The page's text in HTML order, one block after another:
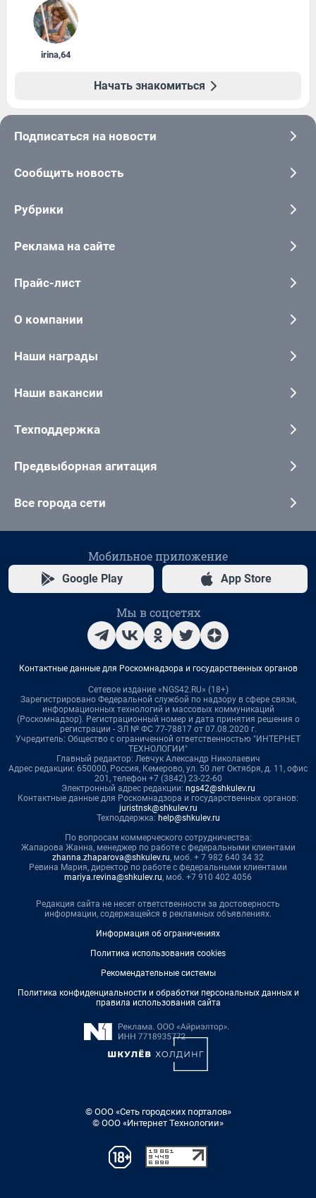
irina,64
Начать знакомиться
Подписаться на новости
Сообщить новость
Рубрики
Реклама на сайте
Прайс-лист
О компании
Наши награды
Наши вакансии
Техподдержка
Предвыборная агитация
Все города сети
Мобильное приложение
Google Play App Store
Мы в соцсетях
Контактные данные для Роскомнадзора и государственных органов
Сетевое издание «NGS42.RU» (18+)
Зарегистрировано Федеральной службой по надзору в сфере связи,
информационных технологий и массовых коммуникаций
(Роскомнадзор). Регистрационный номер и дата принятия решения о
регистрации - ЭЛ № ФС 77-78817 от 07.08.2020 г.
Учредитель: Общество с ограниченной ответственностью "ИНТЕРНЕТ
ТЕХНОЛОГИИ"
Главный редактор: Левчук Александр Николаевич
Адрес редакции: 650000, Россия, Кемерово, ул. 50 лет Октября, д. 11, офис
201, телефон +7 (3842) 23-22-60
Электронный адрес редакции: ngs42@shkulev.ru
Контактные данные для Роскомнадзора и государственных органов:
juristnsk@shkulev.ru
Техподдержка: help@shkulev.ru
По вопросам коммерческого сотрудничества:
Жапарова Жанна, менеджер по работе с федеральными клиентами
zhanna.zhaparova@shkulev.ru, моб. + 7 982 640 34 32
Ревина Мария, директор по работе с федеральными клиентами
mariya.revina@shkulev.ru, моб. +7 910 402 4056
Редакция сайта не несет ответственности за достоверность
информации, содержащейся в рекламных объявлениях.
Информация об ограничениях
Политика использования cookies
Рекомендательные системы
Политика конфиденциальности и обработки персональных данных и
правила использования сайта
© ООО «Сеть городских порталов»
© ООО «Интернет Технологии»